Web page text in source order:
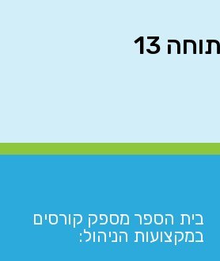
בית הספר מספק קורסים
במקצועות הניהול: